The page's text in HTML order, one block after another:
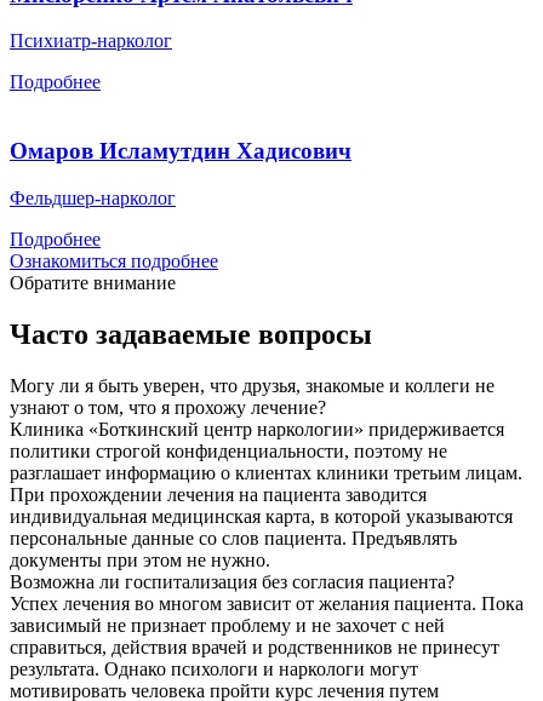
Психиатр-нарколог
Подробнее
Омаров Исламутдин Хадисович
Фельдшер-нарколог
Подробнее
Ознакомиться подробнее
Обратите внимание
Часто задаваемые вопросы
Могу ли я быть уверен, что друзья, знакомые и коллеги не
узнают о том, что я прохожу лечение?
Клиника «Боткинский центр наркологии» придерживается
политики строгой конфиденциальности, поэтому не
разглашает информацию о клиентах клиники третьим лицам.
При прохождении лечения на пациента заводится
индивидуальная медицинская карта, в которой указываются
персональные данные со слов пациента. Предъявлять
документы при этом не нужно.
Возможна ли госпитализация без согласия пациента?
Успех лечения во многом зависит от желания пациента. Пока
зависимый не признает проблему и не захочет с ней
справиться, действия врачей и родственников не принесут
результата. Однако психологи и наркологи могут
мотивировать человека пройти курс лечения путем